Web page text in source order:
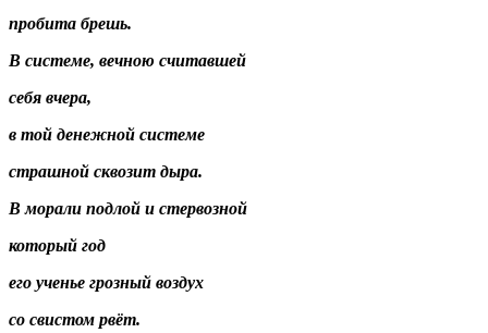
пробита брешь.
В системе, вечною считавшей
себя вчера,
в той денежной системе
страшной сквозит дыра.
В морали подлой и стервозной
который год
его ученье грозный воздух
со свистом рвёт.